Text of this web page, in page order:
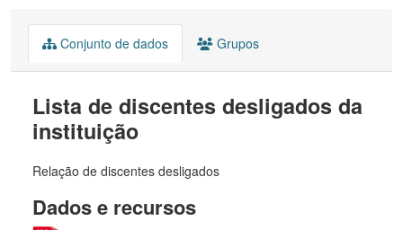
Conjunto de dados Grupos
Lista de discentes desligados da
instituição
Relação de discentes desligados
Dados e recursos